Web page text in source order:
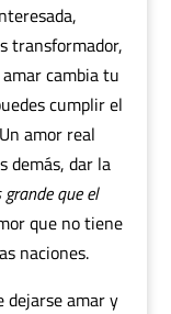
transformador,
cambia tu
cumplir el
amor real
demás, dar la
que el
que no tiene
naciones.
dejarse amar y